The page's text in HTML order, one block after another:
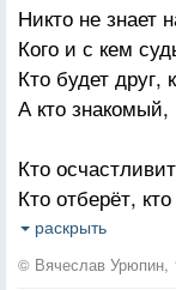
Никто не знает
Кого и с кем
Кто будет друг,
А кто знакомый,
Кто
Кто отберёт,
Кто пожалеет
А кто разделит
раскрыть
© Вячеслав Урюпин,